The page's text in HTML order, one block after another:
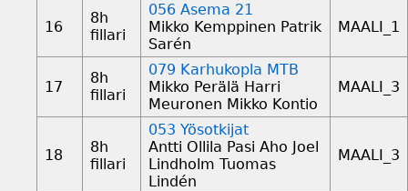
16
8h
fillari
056 Asema 21
Mikko Kemppinen Patrik
Sarén
MAALI_1
17
8h
fillari
079 Karhukopla MTB
Mikko Perälä Harri
Meuronen Mikko Kontio
MAALI_3
18
8h
fillari
053 Yösotkijat
Antti Ollila Pasi Aho Joel
Lindholm Tuomas
Lindén
MAALI_3